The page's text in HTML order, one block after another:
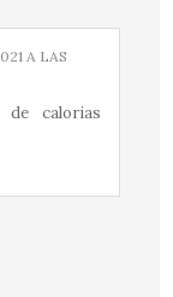
A LAS
de calorias